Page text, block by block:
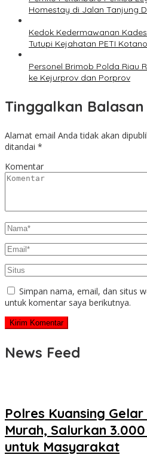
Homestay di Jalan Tanjung
Kedok Kedermawanan
Tutupi Kejahatan PETI
Personel Brimob Polda Riau
ke Kejurprov dan Porprov
Tinggalkan Balasan
Alamat email Anda tidak akan
ditandai *
Komentar
Simpan nama, email, dan situs
untuk komentar saya berikutnya.
News Feed
Polres Kuansing
Murah, Salurkan
untuk Masyarakat